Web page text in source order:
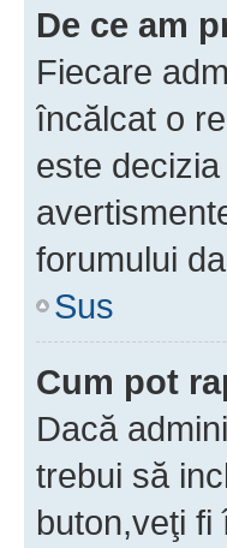
De ce am
Fiecare
încălcat o
este
forumului
Sus
Cum pot
Dacă
trebui să
buton,veţi fi